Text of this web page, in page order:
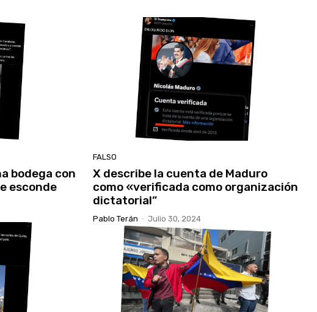
bodega con
esconde
FALSO
X describe la cuenta de Maduro
como «verificada como organización
dictatorial”
Pablo Terán - Julio 30, 2024